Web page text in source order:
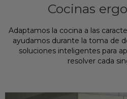
Cocinas
Adaptamos la cocina a las
ayudamos durante la toma de
soluciones inteligentes para
resolver cada